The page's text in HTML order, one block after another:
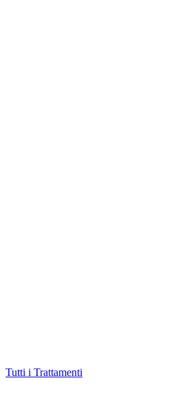
Tutti i Trattamenti